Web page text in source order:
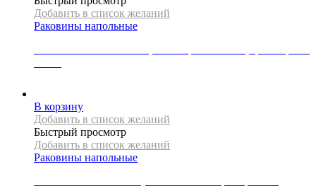
Добавить в список желаний
Раковины напольные
В корзину
Добавить в список желаний
Быстрый просмотр
Добавить в список желаний
Раковины напольные